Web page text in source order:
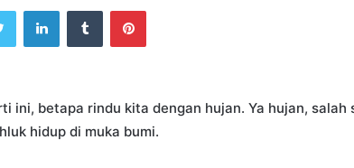
TwitterLinkedInTumblrPinterest
ini, betapa rindu kita dengan hujan. Ya hujan, salah
hidup di muka bumi.